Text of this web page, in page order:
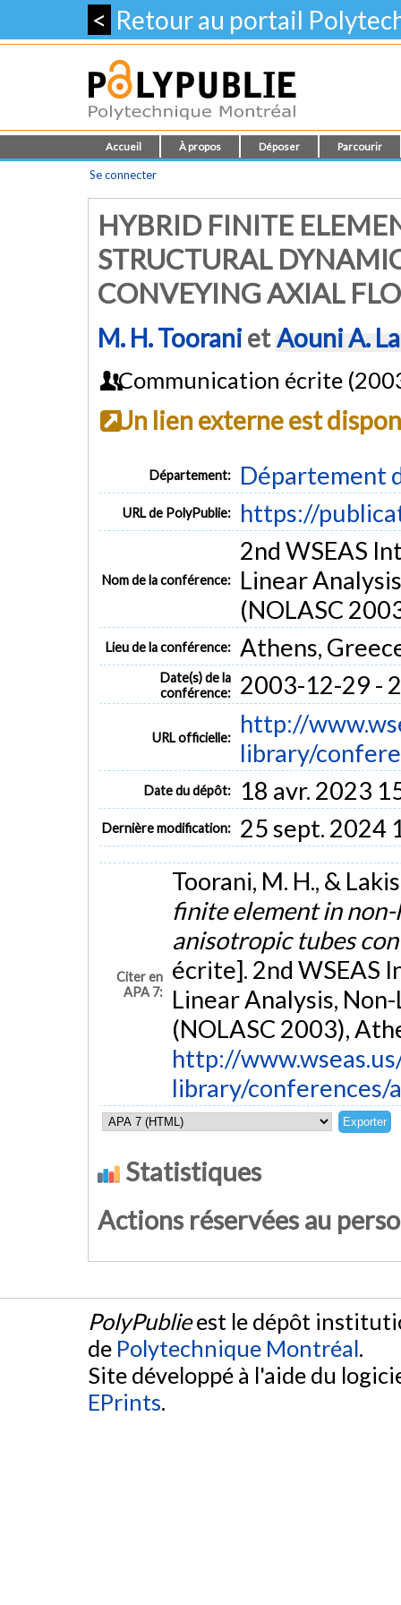
< Retour au portail
Accueil À propos Déposer Parcourir
Se connecter
HYBRID FINITE
STRUCTURAL
CONVEYING AXIAL
M. H. TooranietAouni A.
Communication écrite
Un lien externe est
Département: Département
URL de PolyPublie: https://
Nom de la conférence:
2nd WSEAS
Linear
(NOLASC
Lieu de la conférence: Athens,
Date(s) de la
conférence:
2003-12-29 -
URL officielle:
http://
library/
Date du dépôt: 18 avr. 2023
Dernière modification: 25 sept. 2024
Citer en
APA 7:
Toorani, M. H., &
finite element in
anisotropic tubes
écrite]. 2nd WSEAS
Linear Analysis,
(NOLASC 2003),
http://
library/conferences/
Statistiques
Actions réservées au
PolyPublieest le dépôt
de Polytechnique Montréal.
Site développé à l'aide du
EPrints.